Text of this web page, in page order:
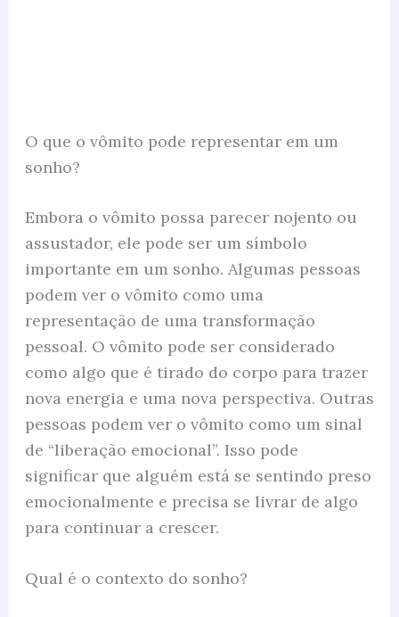
O que o vômito pode representar em um
sonho?
Embora o vômito possa parecer nojento ou
assustador, ele pode ser um símbolo
importante em um sonho. Algumas pessoas
podem ver o vômito como uma
representação de uma transformação
pessoal. O vômito pode ser considerado
como algo que é tirado do corpo para trazer
nova energia e uma nova perspectiva. Outras
pessoas podem ver o vômito como um sinal
de “liberação emocional”. Isso pode
significar que alguém está se sentindo preso
emocionalmente e precisa se livrar de algo
para continuar a crescer.
Qual é o contexto do sonho?